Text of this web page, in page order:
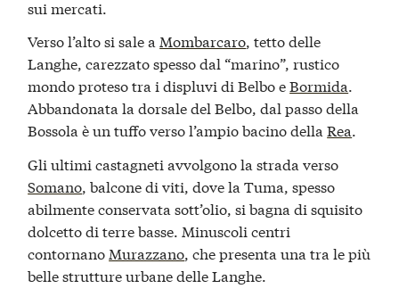
sui mercati.
Verso l’alto si sale a Mombarcaro, tetto delle
Langhe, carezzato spesso dal “marino”, rustico
mondo proteso tra i displuvi di Belbo eBormida.
Abbandonata la dorsale del Belbo, dal passo della
Bossola è un tuffo verso l’ampio bacino dellaRea.
Gli ultimi castagneti avvolgono la strada verso
Somano, balcone di viti, dove la Tuma, spesso
abilmente conservata sott’olio, si bagna di squisito
dolcetto di terre basse. Minuscoli centri
contornano Murazzano, che presenta una tra le più
belle strutture urbane delle Langhe.